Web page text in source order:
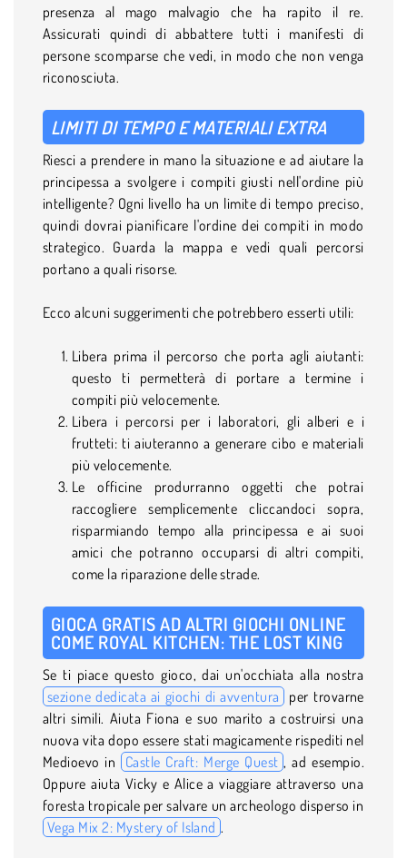
presenza al mago malvagio che ha rapito il re.
Assicurati quindi di abbattere tutti i manifesti di
persone scomparse che vedi, in modo che non venga
riconosciuta.
LIMITI DI TEMPO E MATERIALI EXTRA
Riesci a prendere in mano la situazione e ad aiutare la
principessa a svolgere i compiti giusti nell'ordine più
intelligente? Ogni livello ha un limite di tempo preciso,
quindi dovrai pianificare l'ordine dei compiti in modo
strategico. Guarda la mappa e vedi quali percorsi
portano a quali risorse.
Ecco alcuni suggerimenti che potrebbero esserti utili:
Libera prima il percorso che porta agli aiutanti:
questo ti permetterà di portare a termine i
compiti più velocemente.
Libera i percorsi per i laboratori, gli alberi e i
frutteti: ti aiuteranno a generare cibo e materiali
più velocemente.
Le officine produrranno oggetti che potrai
raccogliere semplicemente cliccandoci sopra,
risparmiando tempo alla principessa e ai suoi
amici che potranno occuparsi di altri compiti,
come la riparazione delle strade.
GIOCA GRATIS AD ALTRI GIOCHI ONLINE
COME ROYAL KITCHEN: THE LOST KING
Se ti piace questo gioco, dai un'occhiata alla nostra
sezione dedicata ai giochi di avventura per trovarne
altri simili. Aiuta Fiona e suo marito a costruirsi una
nuova vita dopo essere stati magicamente rispediti nel
Medioevo in
Castle Craft: Merge Quest , ad esempio.
Oppure aiuta Vicky e Alice a viaggiare attraverso una
foresta tropicale per salvare un archeologo disperso in
Vega Mix 2: Mystery of Island .